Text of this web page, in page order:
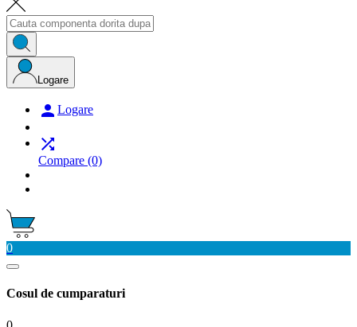
Logare
 Logare

Compare (0)
0
Cosul de cumparaturi